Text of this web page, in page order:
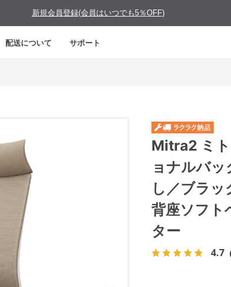
新規会員登録(会員はいつでも5％OFF)
配送について サポート
Mitra2 ミ
ョナルバ
し／ブラッ
背座ソフト
ター
4.7